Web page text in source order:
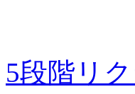
5段階リ